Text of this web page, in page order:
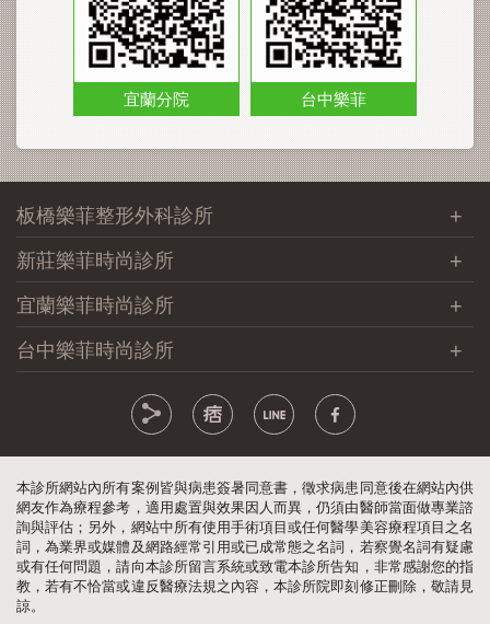
宜蘭分院 台中樂菲
板橋樂菲整形外科診所
新莊樂菲時尚診所
宜蘭樂菲時尚診所
台中樂菲時尚診所
本診所網站內所有案例皆與病患簽暑同意書，徵求病患同意後在網站內供
網友作為療程參考，適用處置與效果因人而異，仍須由醫師當面做專業諮
詢與評估；另外，網站中所有使用手術項目或任何醫學美容療程項目之名
詞，為業界或媒體及網路經常引用或已成常態之名詞，若察覺名詞有疑慮
或有任何問題，請向本診所留言系統或致電本診所告知，非常感謝您的指
教，若有不恰當或違反醫療法規之內容，本診所院即刻修正刪除，敬請見
諒。